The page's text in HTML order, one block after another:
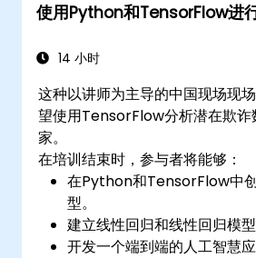
使用Python和TensorFlow进
14 小时
这种以讲师为主导的中国现场现
望使用TensorFlow分析潜在欺诈
家。
在培训结束时，参与者将能够：
在Python和TensorFlow中
型。
建立线性回归和线性回归模型
开发一个端到端的人工智慧